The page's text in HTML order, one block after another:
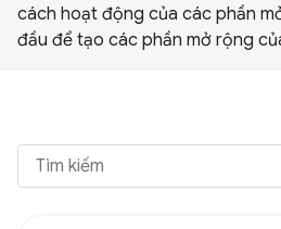
cách hoạt động của các phần
đầu để tạo các phần mở rộng